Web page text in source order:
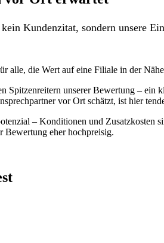
Kundenzitat, sondern unsere
alle, die Wert auf eine Filiale in der
Spitzenreitern unserer Bewertung –
vor Ort schätzt, ist hier
– Konditionen und
Bewertung eher hochpreisig.